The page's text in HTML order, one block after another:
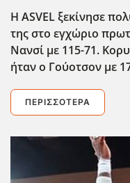
H ASVEL ξεκίνησε
της στο εγχώριο
Νανσί με 115-71.
ήταν ο Γούοτσον με
ΠΕΡΙΣΣΌΤΕΡΑ